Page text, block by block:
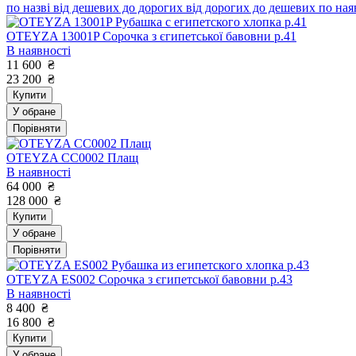
по назві від дешевих до дорогих від дорогих до дешевих по
OTEYZA 13001P Сорочка з єгипетської бавовни р.41
В наявності
11 600 ₴
23 200 ₴
Купити
У обране
Порівняти
OTEYZA CC0002 Плащ
В наявності
64 000 ₴
128 000 ₴
Купити
У обране
Порівняти
OTEYZA ES002 Сорочка з єгипетської бавовни р.43
В наявності
8 400 ₴
16 800 ₴
Купити